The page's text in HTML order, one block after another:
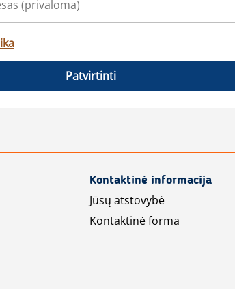
Patvirtinti
Kontaktinė informacija
Jūsų atstovybė
Kontaktinė forma